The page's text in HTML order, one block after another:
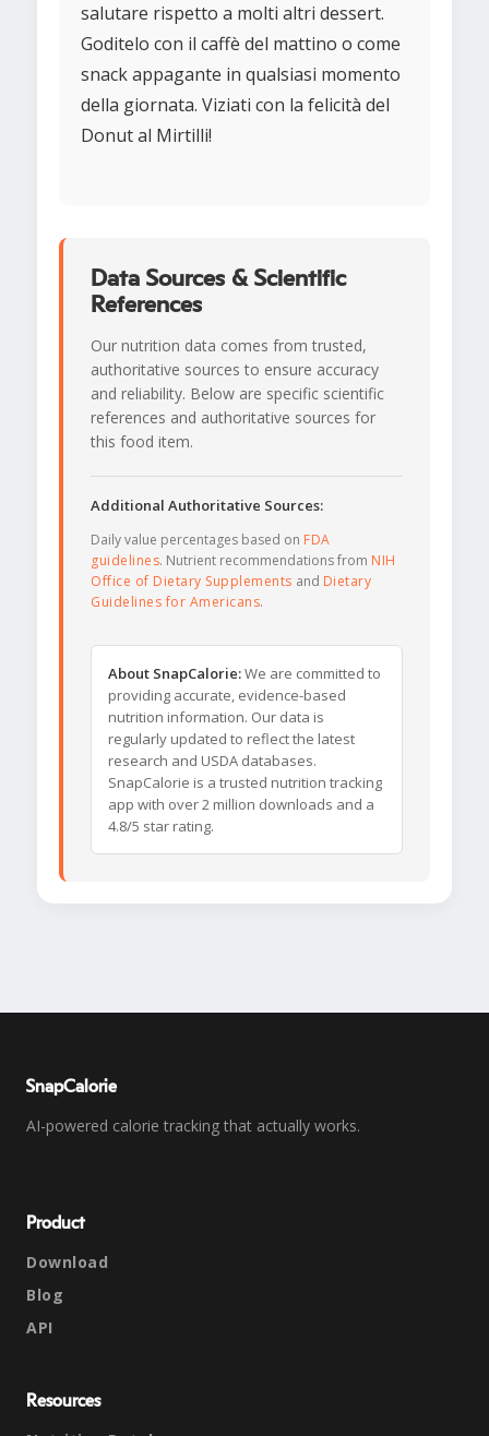
salutare rispetto a molti altri dessert.
Goditelo con il caffè del mattino o come
snack appagante in qualsiasi momento
della giornata. Viziati con la felicità del
Donut al Mirtilli!
Data Sources & Scientific
References
Our nutrition data comes from trusted,
authoritative sources to ensure accuracy
and reliability. Below are specific scientific
references and authoritative sources for
this food item.
Additional Authoritative Sources:
Daily value percentages based on FDA
guidelines. Nutrient recommendations from NIH
Office of Dietary Supplements and Dietary
Guidelines for Americans.
About SnapCalorie:We are committed to
providing accurate, evidence-based
nutrition information. Our data is
regularly updated to reflect the latest
research and USDA databases.
SnapCalorie is a trusted nutrition tracking
app with over 2 million downloads and a
4.8/5 star rating.
SnapCalorie
AI-powered calorie tracking that actually works.
Product
Download
Blog
API
Resources